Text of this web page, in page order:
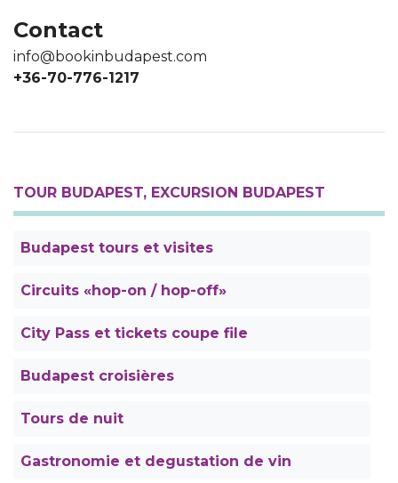
Contact
info@bookinbudapest.com
+36-70-776-1217
TOUR BUDAPEST, EXCURSION BUDAPEST
Budapest tours et visites
Circuits «hop-on / hop-off»
City Pass et tickets coupe file
Budapest croisières
Tours de nuit
Gastronomie et degustation de vin